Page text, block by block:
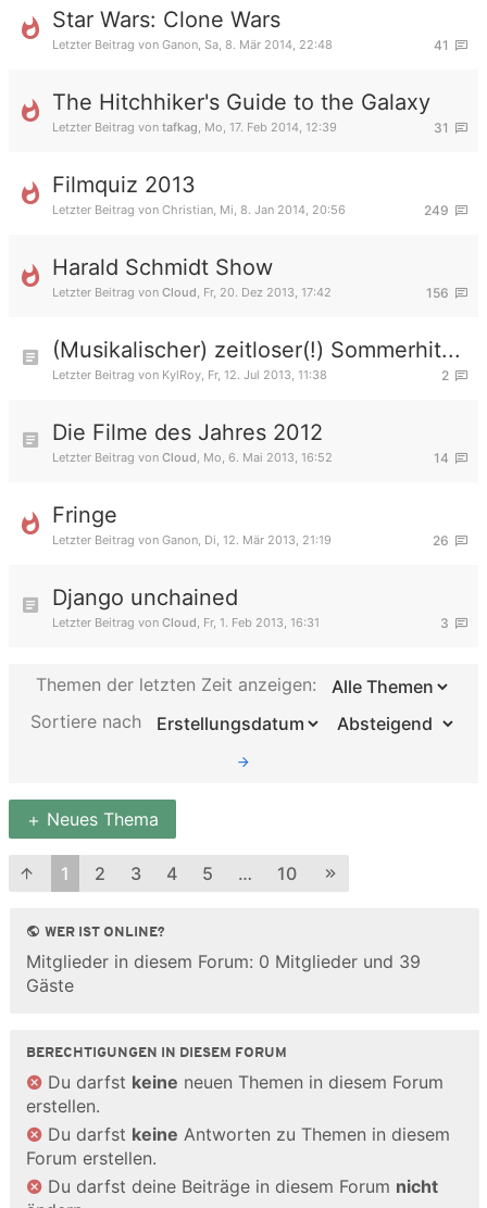
Star Wars: Clone Wars
41
Letzter Beitrag von Ganon, Sa, 8. Mär 2014, 22:48
The Hitchhiker's Guide to the Galaxy
31
Letzter Beitrag von tafkag, Mo, 17. Feb 2014, 12:39
Filmquiz 2013
249
Letzter Beitrag von Christian, Mi, 8. Jan 2014, 20:56
Harald Schmidt Show
156
Letzter Beitrag von Cloud, Fr, 20. Dez 2013, 17:42
(Musikalischer) zeitloser(!) Sommerhit...
2
Letzter Beitrag von KylRoy, Fr, 12. Jul 2013, 11:38
Die Filme des Jahres 2012
14
Letzter Beitrag von Cloud, Mo, 6. Mai 2013, 16:52
Fringe
26
Letzter Beitrag von Ganon, Di, 12. Mär 2013, 21:19
Django unchained
3
Letzter Beitrag von Cloud, Fr, 1. Feb 2013, 16:31
Themen der letzten Zeit anzeigen:
Sortiere nach
Neues Thema
1 2 3 4 5 … 10
WER IST ONLINE?
Mitglieder in diesem Forum: 0 Mitglieder und 39
Gäste
BERECHTIGUNGEN IN DIESEM FORUM
Du darfst keine neuen Themen in diesem Forum
erstellen.
Du darfst keine Antworten zu Themen in diesem
Forum erstellen.
Du darfst deine Beiträge in diesem Forum nicht